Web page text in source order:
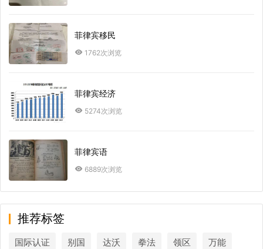
菲律宾移民
1762次浏览
菲律宾经济
5274次浏览
菲律宾语
6889次浏览
推荐标签
国际认证 别国 达沃 拳法 领区 万能